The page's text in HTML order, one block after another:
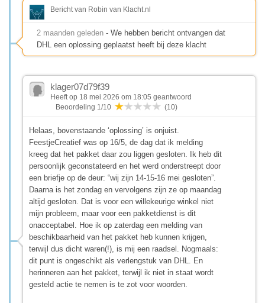
Bericht van Robin van Klacht.nl
2 maanden geleden - We hebben bericht ontvangen dat
DHL een oplossing geplaatst heeft bij deze klacht
klager07d79f39
Heeft op 18 mei 2026 om 18:05 geantwoord
Beoordeling 1/10
(10)
Helaas, bovenstaande ‘oplossing’ is onjuist.
FeestjeCreatief was op 16/5, de dag dat ik melding
kreeg dat het pakket daar zou liggen gesloten. Ik heb dit
persoonlijk geconstateerd en het werd onderstreept door
een briefje op de deur: “wij zijn 14-15-16 mei gesloten”.
Daarna is het zondag en vervolgens zijn ze op maandag
altijd gesloten. Dat is voor een willekeurige winkel niet
mijn probleem, maar voor een pakketdienst is dit
onacceptabel. Hoe ik op zaterdag een melding van
beschikbaarheid van het pakket heb kunnen krijgen,
terwijl dus dicht waren(!), is mij een raadsel. Nogmaals:
dit punt is ongeschikt als verlengstuk van DHL. En
herinneren aan het pakket, terwijl ik niet in staat wordt
gesteld actie te nemen is te zot voor woorden.